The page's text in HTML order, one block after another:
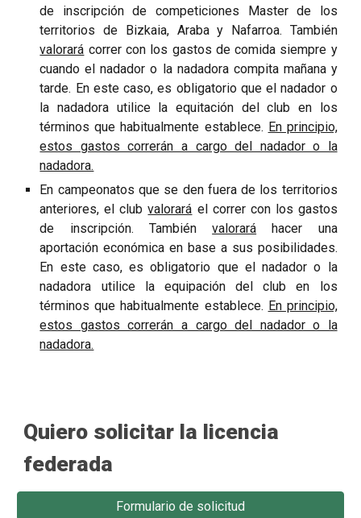
de inscripción de competiciones Master de los
territorios de Bizkaia, Arabay Nafarroa. También
valorará correr con los gastos de comida siempre y
cuando el nadador o la nadadora compita mañana y
tarde. En este caso, es obligatorio que el nadador o
la nadadora utilice la equitación del club en los
términos que habitualmente establece. En principio,
estos gastos correrán a cargo del nadador o la
nadadora.
En campeonatos que se den fuera de los territorios
anteriores, el clubvalorará el correr con los gastos
de inscripción. Tambiénvalorará
hacer una
aportación económica en base a sus posibilidades.
En este caso, es obligatorio que el nadador o la
nadadora utilice la equipación del club en los
términos que habitualmente establece. En principio,
estos gastos correrán a cargo del nadador o la
nadadora.
Quiero solicitar la licencia
federada
Formulario de solicitud